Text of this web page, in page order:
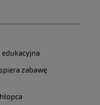
zabawę